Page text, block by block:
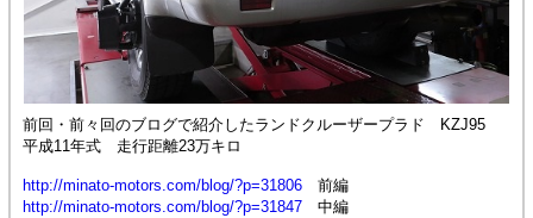
前回・前々回のブログで紹介したランドクルーザープラド KZJ95
平成11年式 走行距離23万キロ
http://minato-motors.com/blog/?p=31806前編
http://minato-motors.com/blog/?p=31847中編